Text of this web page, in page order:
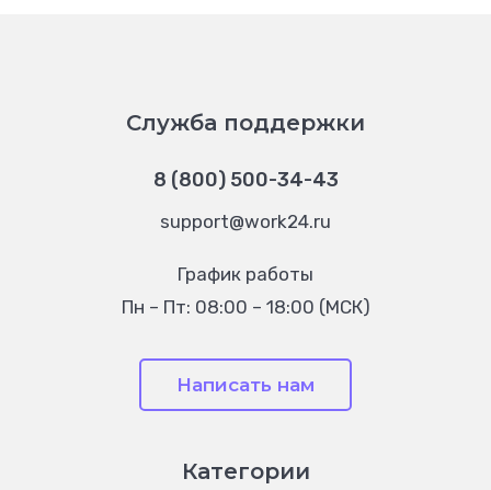
Служба поддержки
8 (800) 500-34-43
support@work24.ru
График работы
Пн – Пт: 08:00 – 18:00 (МСК)
Написать нам
Категории